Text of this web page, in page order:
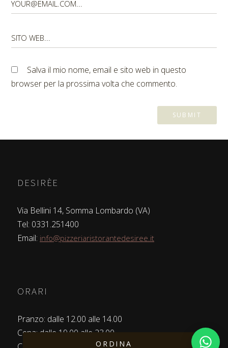
ORDINA
Salva il mio nome, email e sito web in questo
browser per la prossima volta che commento.
DESIRÈE
Via Bellini 14, Somma Lombardo (VA)
Tel: 0331.251400
Email: info@pizzeriaristorantedesiree.it
ORARI
Pranzo: dalle 12.00 alle 14.00
Cena: dalle 19.00 alle 23.00